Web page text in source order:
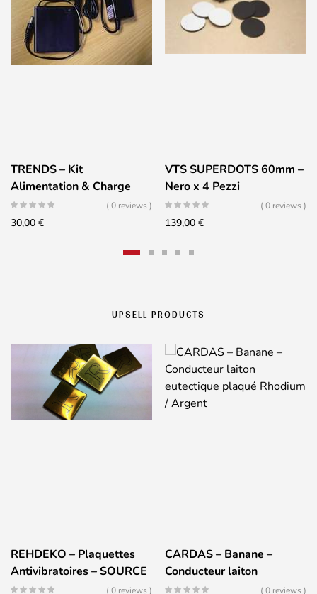
TRENDS – Kit
Alimentation & Charge
Batteries pour UD-10.1
( 0 reviews )
30,00 €
VTS SUPERDOTS 60mm –
Nero x 4 Pezzi
( 0 reviews )
139,00 €
UPSELL PRODUCTS
REHDEKO – Plaquettes
Antivibratoires – SOURCE
( 0 reviews )
CARDAS – Banane –
Conducteur laiton
eutectique plaqué
( 0 reviews )